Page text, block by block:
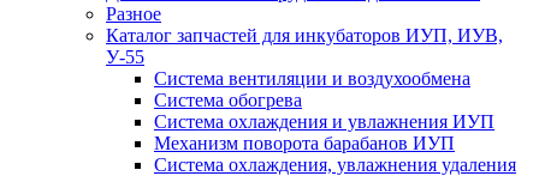
Разное
Каталог запчастей для инкубаторов ИУП, ИУВ,
У-55
Система вентиляции и воздухообмена
Система обогрева
Система охлаждения и увлажнения ИУП
Механизм поворота барабанов ИУП
Система охлаждения, увлажнения удаления